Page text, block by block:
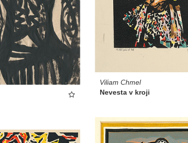
Viliam Chmel
Nevesta v kroji